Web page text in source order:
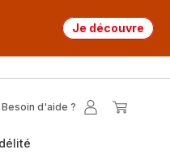
Je découvre
Besoin d'aide ?
Mon